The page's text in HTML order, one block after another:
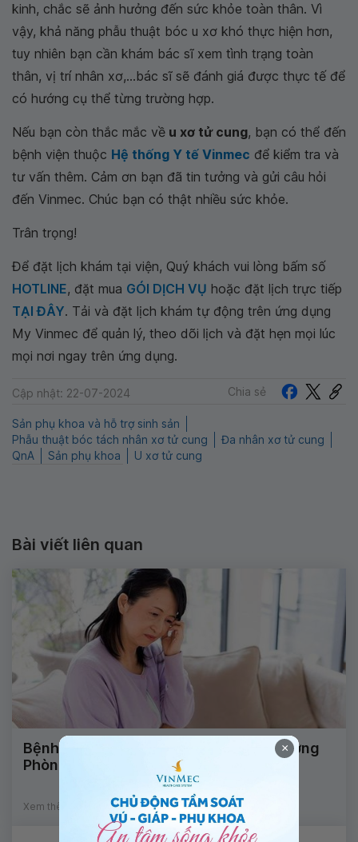
kinh, chắc sẽ ảnh hưởng đến sức khỏe toàn thân. Vì
vậy, khả năng phẫu thuật bóc u xơ khó thực hiện hơn,
tuy nhiên bạn cần khám bác sĩ xem tình trạng toàn
thân, vị trí nhân xơ,...bác sĩ sẽ đánh giá được thực tế để
có hướng cụ thể từng trường hợp.
Nếu bạn còn thắc mắc về u xơ tử cung, bạn có thể đến
bệnh viện thuộc Hệ thống Y tế Vinmec để kiểm tra và
tư vấn thêm. Cảm ơn bạn đã tin tưởng và gửi câu hỏi
đến Vinmec. Chúc bạn có thật nhiều sức khỏe.
Trân trọng!
Để đặt lịch khám tại viện, Quý khách vui lòng bấm số
HOTLINE, đặt mua GÓI DỊCH VỤ hoặc đặt lịch trực tiếp
TẠI ĐÂY. Tải và đặt lịch khám tự động trên ứng dụng
My Vinmec để quản lý, theo dõi lịch và đặt hẹn mọi lúc
mọi nơi ngay trên ứng dụng.
Cập nhật: 22-07-2024 Chia sẻ
Sản phụ khoa và hỗ trợ sinh sản
Phẫu thuật bóc tách nhân xơ tử cung
Đa nhân xơ tử cung
QnA
Sản phụ khoa U xơ tử cung
Bài viết liên quan
Bệnh viện Vinmec Central Park khai trương
Phòng khám Tiền mãn kinh
Xem thêm
×